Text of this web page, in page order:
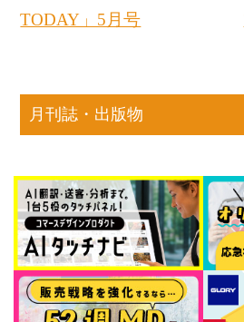
TODAY」5月号
月刊誌・出版物